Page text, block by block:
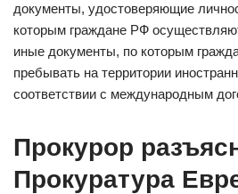
документы, удостоверяющие
которым граждане РФ
иные документы, по которым
пребывать на территории
соответствии с международным
Прокурор
Прокуратура